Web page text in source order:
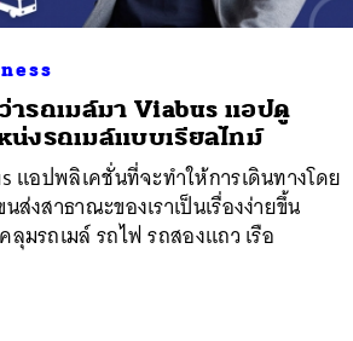
ารถเมล์มา Viabus แอปดู
น่งรถเมล์แบบเรียลไทม์
แอปพลิเคชั่นที่จะทำให้การเดินทางโดย
ส่งสาธาณะของเราเป็นเรื่องง่ายขึ้น
ลุมรถเมล์ รถไฟ รถสองแถว เรือ
SHARE TWEET LINE EMAIL